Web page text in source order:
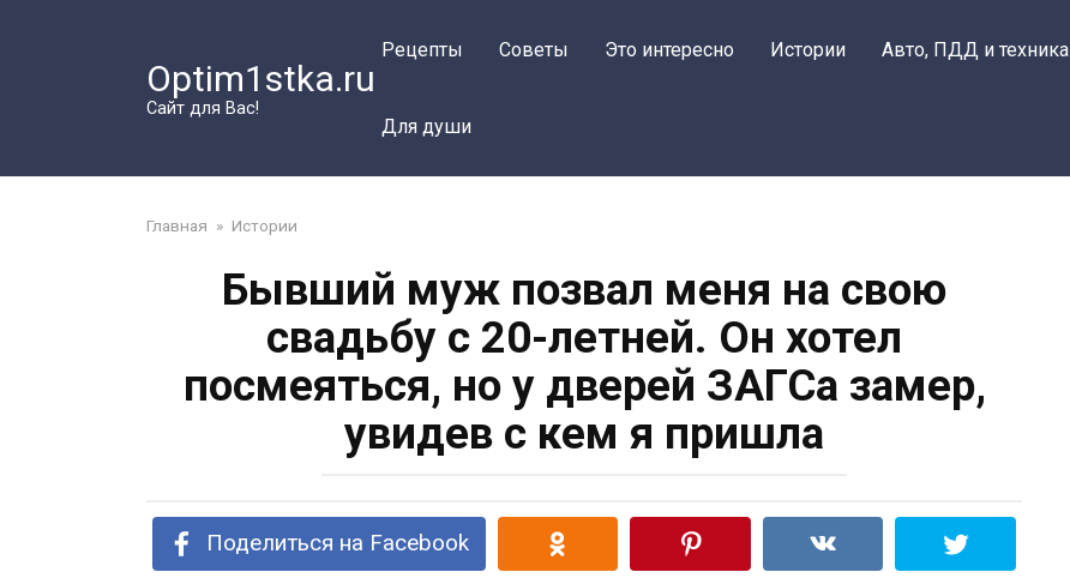
Optim1stka.ru
Сайт для Вас!
Рецепты Советы Это интересно Истории Авто, ПДД и техника
Для души
Главная » Истории
Бывший муж позвал меня на свою
свадьбу с 20-летней. Он хотел
посмеяться, но у дверей ЗАГСа замер,
увидев с кем я пришла
Поделиться на Facebook